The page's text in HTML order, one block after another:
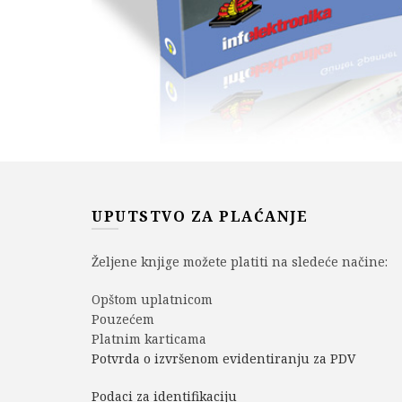
UPUTSTVO ZA PLAĆANJE
Željene knjige možete platiti na sledeće načine:
Opštom uplatnicom
Pouzećem
Platnim karticama
Potvrda o izvršenom evidentiranju za PDV
Podaci za identifikaciju